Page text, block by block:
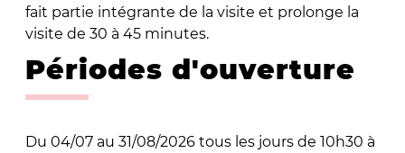
fait partie intégrante de la visite et prolonge la
visite de 30 à 45 minutes.
Périodes d'ouverture
Du 04/07 au 31/08/2026 tous les jours de 10h30 à